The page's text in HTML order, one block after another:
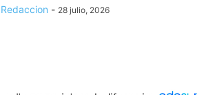
Redaccion - 28 julio, 2026